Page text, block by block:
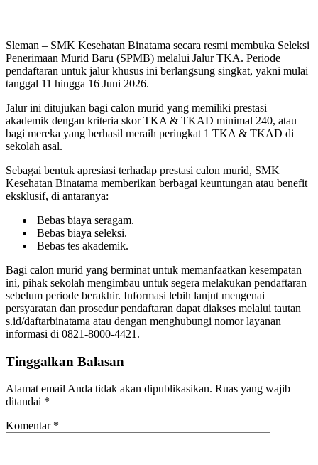
Sleman – SMK Kesehatan Binatama secara resmi membuka Seleksi
Penerimaan Murid Baru (SPMB) melalui Jalur TKA. Periode
pendaftaran untuk jalur khusus ini berlangsung singkat, yakni mulai
tanggal 11 hingga 16 Juni 2026.
Jalur ini ditujukan bagi calon murid yang memiliki prestasi
akademik dengan kriteria skor TKA & TKAD minimal 240, atau
bagi mereka yang berhasil meraih peringkat 1 TKA & TKAD di
sekolah asal.
Sebagai bentuk apresiasi terhadap prestasi calon murid, SMK
Kesehatan Binatama memberikan berbagai keuntungan atau benefit
eksklusif, di antaranya:
Bebas biaya seragam.
Bebas biaya seleksi.
Bebas tes akademik.
Bagi calon murid yang berminat untuk memanfaatkan kesempatan
ini, pihak sekolah mengimbau untuk segera melakukan pendaftaran
sebelum periode berakhir. Informasi lebih lanjut mengenai
persyaratan dan prosedur pendaftaran dapat diakses melalui tautan
s.id/daftarbinatama atau dengan menghubungi nomor layanan
informasi di 0821-8000-4421.
Tinggalkan Balasan
Alamat email Anda tidak akan dipublikasikan. Ruas yang wajib
ditandai *
Komentar *